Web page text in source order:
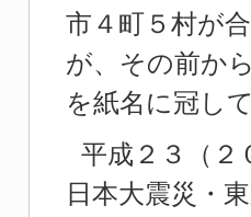
市４町５村が
が、その前か
を紙名に冠し
平成２３（２
日本大震災・